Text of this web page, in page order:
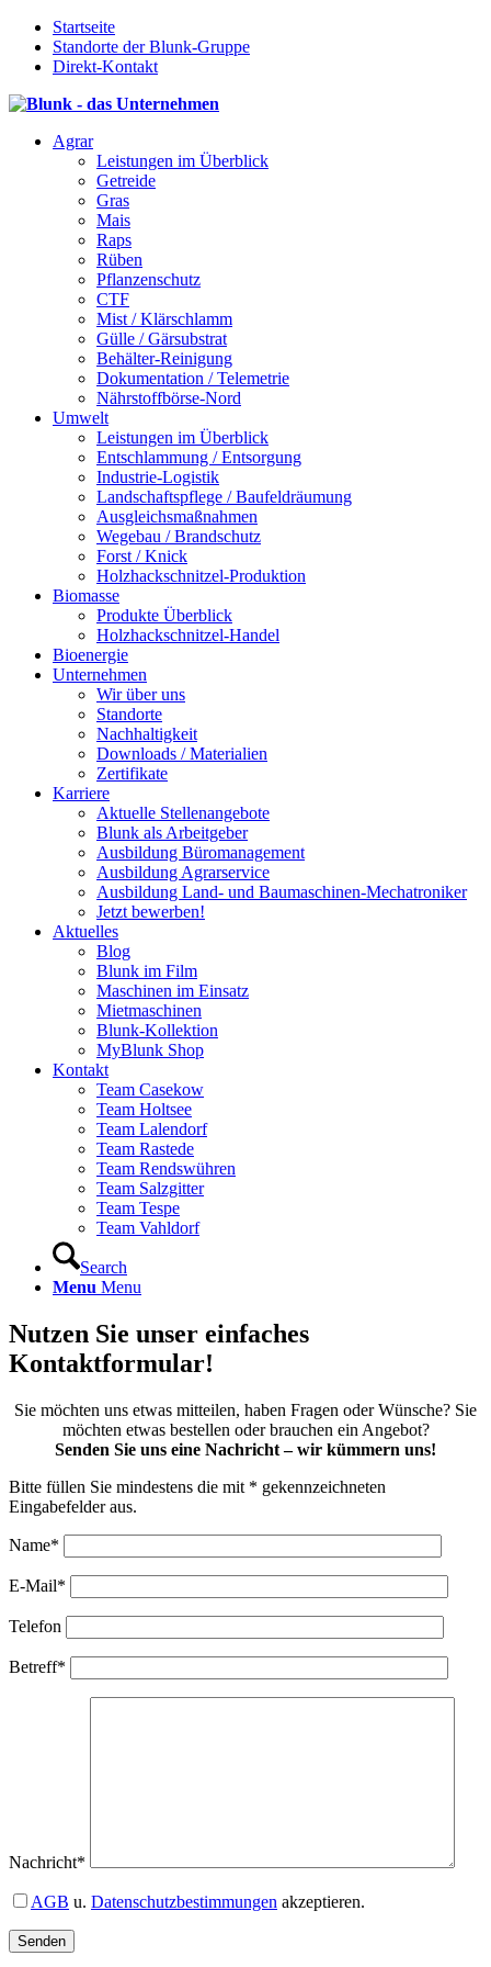
Startseite
Standorte der Blunk-Gruppe
Direkt-Kontakt
Agrar
Leistungen im Überblick
Getreide
Gras
Mais
Raps
Rüben
Pflanzenschutz
CTF
Mist / Klärschlamm
Gülle / Gärsubstrat
Behälter-Reinigung
Dokumentation / Telemetrie
Nährstoffbörse-Nord
Umwelt
Leistungen im Überblick
Entschlammung / Entsorgung
Industrie-Logistik
Landschaftspflege / Baufeldräumung
Ausgleichsmaßnahmen
Wegebau / Brandschutz
Forst / Knick
Holzhackschnitzel-Produktion
Biomasse
Produkte Überblick
Holzhackschnitzel-Handel
Bioenergie
Unternehmen
Wir über uns
Standorte
Nachhaltigkeit
Downloads / Materialien
Zertifikate
Karriere
Aktuelle Stellenangebote
Blunk als Arbeitgeber
Ausbildung Büromanagement
Ausbildung Agrarservice
Ausbildung Land- und Baumaschinen-Mechatroniker
Jetzt bewerben!
Aktuelles
Blog
Blunk im Film
Maschinen im Einsatz
Mietmaschinen
Blunk-Kollektion
MyBlunk Shop
Kontakt
Team Casekow
Team Holtsee
Team Lalendorf
Team Rastede
Team Rendswühren
Team Salzgitter
Team Tespe
Team Vahldorf
Search
Menu Menu
Nutzen Sie unser einfaches
Kontaktformular!
Sie möchten uns etwas mitteilen, haben Fragen oder Wünsche? Sie
möchten etwas bestellen oder brauchen ein Angebot?
Senden Sie uns eine Nachricht – wir kümmern uns!
Bitte füllen Sie mindestens die mit * gekennzeichneten
Eingabefelder aus.
Name*
E-Mail*
Telefon
Betreff*
Nachricht*
AGB u. Datenschutzbestimmungen akzeptieren.